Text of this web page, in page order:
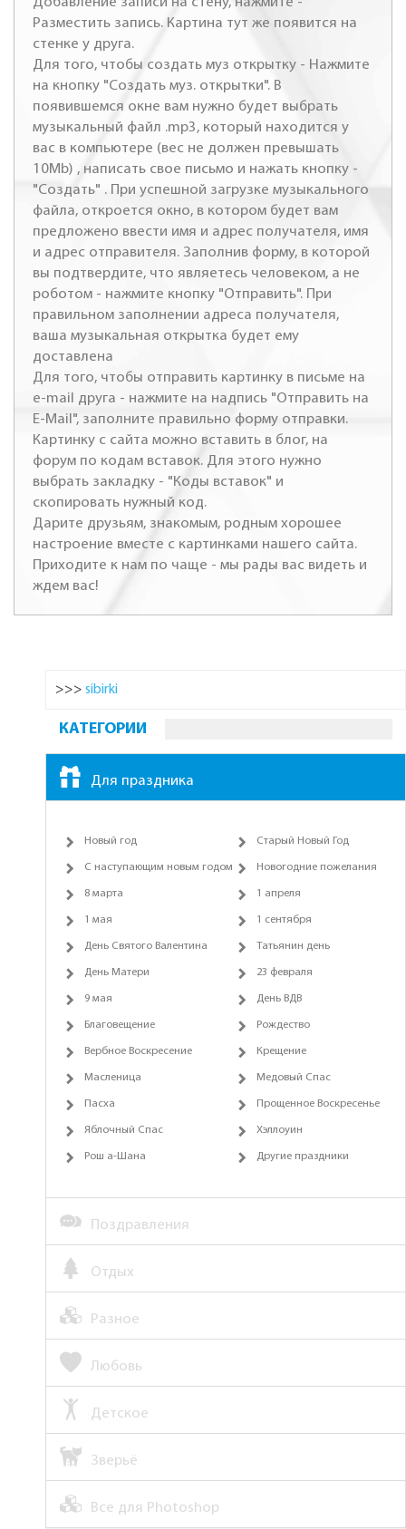
Разместить запись. Картина тут же появится на
стенке у друга.
Для того, чтобы создать муз открытку - Нажмите
на кнопку "Создать муз. открытки". В
появившемся окне вам нужно будет выбрать
музыкальный файл .mp3, который находится у
вас в компьютере (вес не должен превышать
10Mb) , написать свое письмо и нажать кнопку -
"Создать" . При успешной загрузке музыкального
файла, откроется окно, в котором будет вам
предложено ввести имя и адрес получателя, имя
и адрес отправителя. Заполнив форму, в которой
вы подтвердите, что являетесь человеком, а не
роботом - нажмите кнопку "Отправить". При
правильном заполнении адреса получателя,
ваша музыкальная открытка будет ему
доставлена
Для того, чтобы отправить картинку в письме на
e-mail друга - нажмите на надпись "Отправить на
E-Mail", заполните правильно форму отправки.
Картинку с сайта можно вставить в блог, на
форум по кодам вставок. Для этого нужно
выбрать закладку - "Коды вставок" и
скопировать нужный код.
Дарите друзьям, знакомым, родным хорошее
настроение вместе с картинками нашего сайта.
Приходите к нам по чаще - мы рады вас видеть и
ждем вас!
>>> sibirki
КАТЕГОРИИ
Для праздника
Новый год Старый Новый Год
С наступающим новым годом Новогодние пожелания
8 марта 1 апреля
1 мая 1 сентября
День Святого Валентина Татьянин день
День Матери 23 февраля
9 мая День ВДВ
Благовещение Рождество
Вербное Воскресение Крещение
Масленица Медовый Спас
Пасха Прощенное Воскресенье
Яблочный Спас Хэллоуин
Рош а-Шана Другие праздники
Поздравления
Отдых
Разное
Любовь
Детское
Зверьё
Все для Photoshop